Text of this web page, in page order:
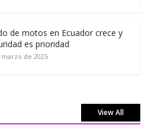
de motos en Ecuador crece y
es prioridad
marzo de 2025
View All